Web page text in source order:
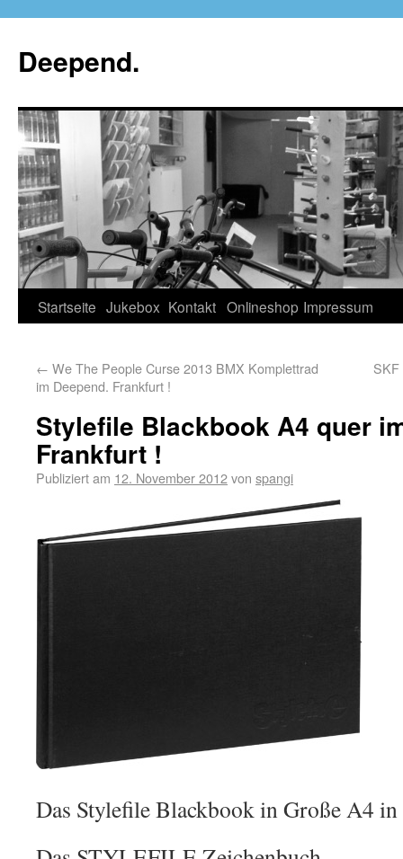
Deepend.
Startseite Jukebox Kontakt Onlineshop Impressum
← We The People Curse 2013 BMX Komplettrad
im Deepend. Frankfurt !
SKF
Stylefile Blackbook A4 quer
Frankfurt !
Publiziert am 12. November 2012von spangi
Das Stylefile Blackbook in Große A4